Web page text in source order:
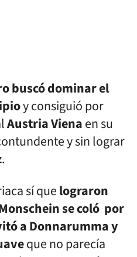
buscó dominar el
y consiguió por
AustriaVienaen su
y sin lograr
.
sí quelograron
se coló por
a Donnarumma y
que no parecía